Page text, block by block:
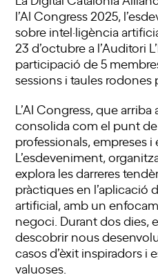
l’AI Congress 2025,
sobre intel·ligència
23 d’octubre a l’Auditori
participació de 5
sessions i taules rodones
L’AI Congress, que arriba
consolida com el punt
professionals, empreses
L’esdeveniment,
explora les darreres
pràctiques en l’aplicació
artificial, amb un
negoci. Durant dos dies,
descobrir nous
casos d’èxit inspiradors i
valuoses.